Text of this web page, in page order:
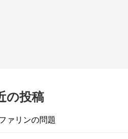
の投稿
ァリンの問題